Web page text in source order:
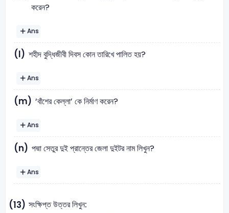
করেন?
Ans
(l) শহীদ বুদ্ধিজীবী দিবস কোন তারিখে পালিত হয়?
Ans
(m) ‘বাঁশের কেল্লা’ কে নির্মাণ করেন?
Ans
(n) পদ্মা সেতুর দুই প্রান্তের জেলা দুইটর নাম লিখুন?
Ans
(13) সংক্ষিপ্ত উত্তর লিখুন: